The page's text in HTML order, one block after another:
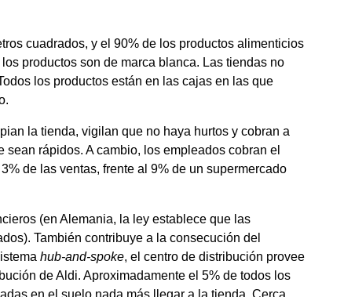
cuadrados, y el 90% de los productos alimenticios
productos son de marca blanca. Las tiendas no
los productos están en las cajas en las que
la tienda, vigilan que no haya hurtos y cobran a
rápidos. A cambio, los empleados cobran el
de las ventas, frente al 9% de un supermercado
(en Alemania, la ley establece que las
También contribuye a la consecución del
hub-and-spoke, el centro de distribución provee
de Aldi. Aproximadamente el 5% de todos los
en el suelo nada más llegar a la tienda. Cerca